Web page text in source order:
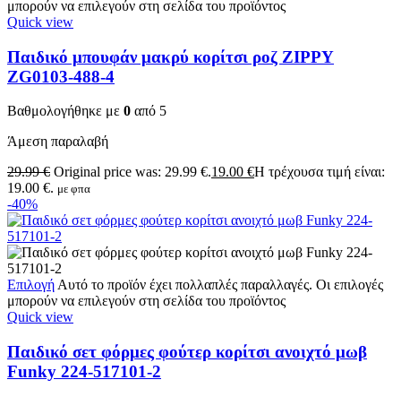
μπορούν να επιλεγούν στη σελίδα του προϊόντος
Quick view
Παιδικό μπουφάν μακρύ κορίτσι ροζ ZIPPY
ZG0103-488-4
Βαθμολογήθηκε με 0 από 5
Άμεση παραλαβή
29.99€ Original price was: 29.99 €.19.00 €Η τρέχουσα τιμή είναι:
19.00 €. με φπα
-40%
Επιλογή Αυτό το προϊόν έχει πολλαπλές παραλλαγές. Οι επιλογές
μπορούν να επιλεγούν στη σελίδα του προϊόντος
Quick view
Παιδικό σετ φόρμες φούτερ κορίτσι ανοιχτό μωβ
Funky 224-517101-2